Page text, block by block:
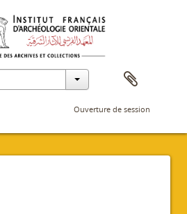
Ouverture de session